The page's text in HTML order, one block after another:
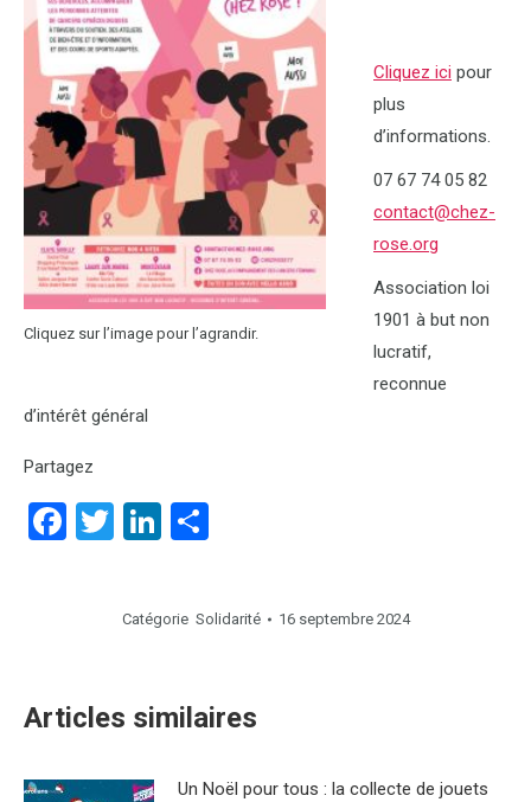
Cliquez sur l’image pour l’agrandir.
Cliquez ici pour
plus
d’informations.
07 67 74 05 82
contact@chez-
rose.org
Association loi
1901 à but non
lucratif,
reconnue
d’intérêt général
Partagez
Facebook
TwitterLinkedIn
Catégorie Solidarité 16 septembre 2024
Articles similaires
Un Noël pour tous : la collecte de jouets